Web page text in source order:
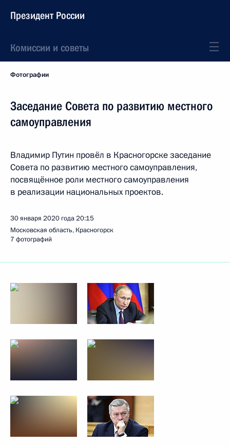
Президент России
Комиссии и советы
Фотографии
Заседание Совета по развитию местного
самоуправления
Владимир Путин провёл в Красногорске заседание
Совета по развитию местного самоуправления,
посвящённое роли местного самоуправления
в реализации национальных проектов.
30 января 2020 года20:15
Московская область, Красногорск
7 фотографий